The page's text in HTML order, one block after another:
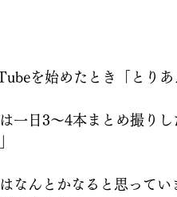
を始めたとき「とり
一日3〜4本まとめ撮り
なんとかなると思って